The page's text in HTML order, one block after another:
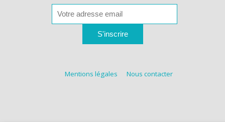
S'inscrire
Mentions légales Nous contacter